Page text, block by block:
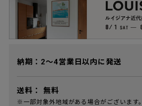
納期：2～4営業日以内に発送
送料： 無料
※一部対象外地域がある場合がございます。